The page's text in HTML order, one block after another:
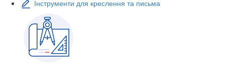
Інструменти для креслення та письма